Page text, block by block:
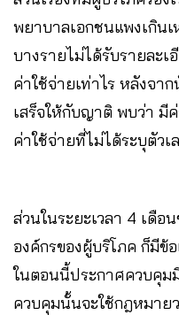
พยาบาลเอกชนแพงเกิน
บางรายไม่ได้รับรายละเ
ค่าใช้จ่ายเท่าไร หลังจา
เสร็จให้กับญาติ พบว่า มี
ค่าใช้จ่ายที่ไม่ได้ระบุตัวเ
ส่วนในระยะเวลา 4 เดื
องค์กรของผู้บริโภค ก็มีข้
ในตอนนี้ประกาศควบคุม
ควบคุมนั้นจะใช้กฎหมาย